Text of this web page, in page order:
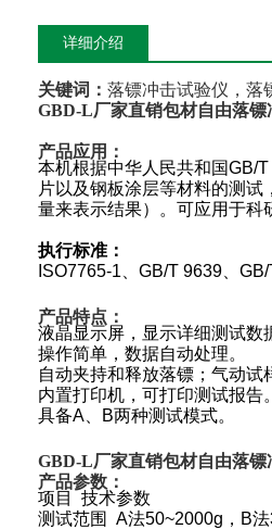
详细介绍
关键词： 落镖冲击试验仪，落
GBD-L厂家直销包材自由落
产品应用：
本机根据中华人民共和国GB/
片以及钢板涂层等材料的测
量来表示结果）。可应用于科
执行标准：
ISO7765-1 、GB/T 9639、
产品特点：
液晶显示屏，显示详细测试数
操作简单，数据自动处理。
自动夹持和释放落镖；气动试
内置打印机，可打印测试报告。
具备A、B两种测试模式。
GBD-L厂家直销包材自由落
产品参数：
项目 技术参数
测试范围 A法50~2000g，B